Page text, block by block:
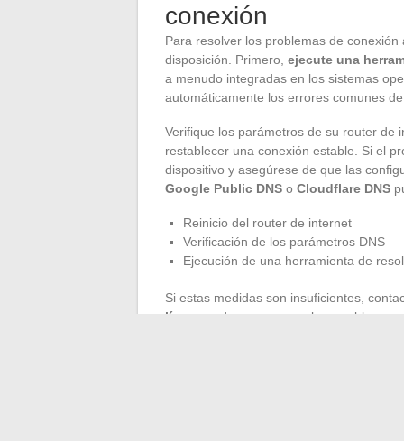
conexión
Para resolver los problemas de
disposición. Primero, ejecute una
a menudo integradas en los sistemas
automáticamente los errores comunes
Verifique los parámetros de su router de
restablecer una conexión estable. Si el
dispositivo y asegúrese de que las
Google Public DNS o Cloudflare DNS
Reinicio del router de internet
Verificación de los parámetros DNS
Ejecución de una herramienta de
Si estas medidas son insuficientes,
línea
puede a veces resolver